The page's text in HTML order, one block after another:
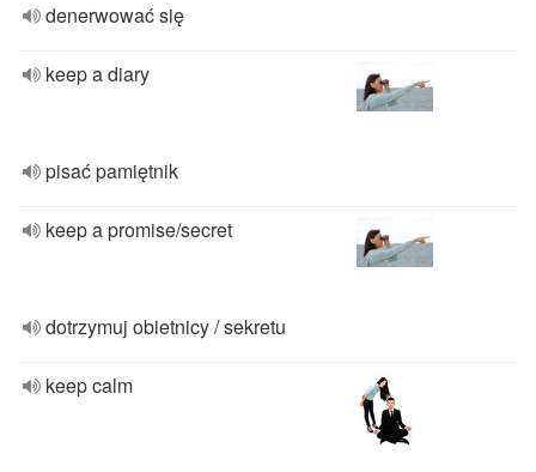
denerwować się
keep a diary
pisać pamiętnik
keep a promise/secret
dotrzymuj obietnicy / sekretu
keep calm